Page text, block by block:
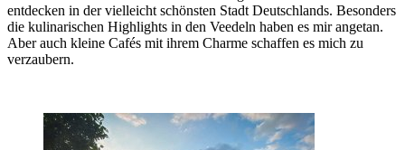
entdecken in der vielleicht schönsten Stadt Deutschlands. Besonders
die kulinarischen Highlights in den Veedeln haben es mir angetan.
Aber auch kleine Cafés mit ihrem Charme schaffen es mich zu
verzaubern.